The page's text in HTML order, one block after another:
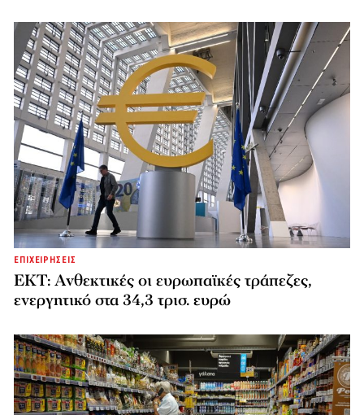
ΕΠΙΧΕΙΡΗΣΕΙΣ
ΕΚΤ: Ανθεκτικές οι ευρωπαϊκές τράπεζες,
ενεργητικό στα 34,3 τρισ. ευρώ